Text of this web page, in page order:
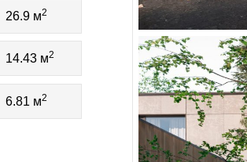
26.9 м2
14.43 м2
6.81 м2